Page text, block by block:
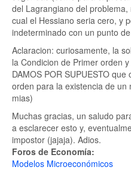
del Lagrangiano del
cual el Hessiano seria cero, y
indeterminado con un punto
Aclaracion: curiosamente, la
la Condicion de Primer orden
DAMOS POR SUPUESTO
orden para la existencia de un
mias)
Muchas gracias, un saludo
a esclarecer esto y,
impostor (jajaja). Adios.
Foros de Economía:
Modelos Microeconómicos